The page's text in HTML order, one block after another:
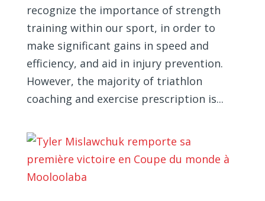
recognize the importance of strength
training within our sport, in order to
make significant gains in speed and
efficiency, and aid in injury prevention.
However, the majority of triathlon
coaching and exercise prescription is...